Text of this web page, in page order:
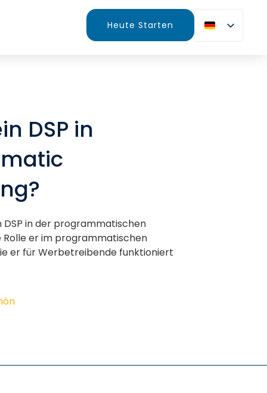
Heute Starten
DSP in
DSP in der programmatischen
Rolle er im programmatischen
er für Werbetreibende funktioniert